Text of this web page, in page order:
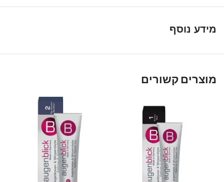
מידע נוסף
מוצרים קשורים